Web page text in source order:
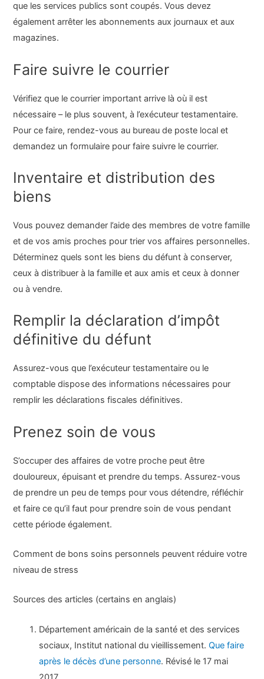
que les services publics sont coupés. Vous devez
également arrêter les abonnements aux journaux et aux
magazines.
Faire suivre le courrier
Vérifiez que le courrier important arrive là où il est
nécessaire – le plus souvent, à l’exécuteur testamentaire.
Pour ce faire, rendez-vous au bureau de poste local et
demandez un formulaire pour faire suivre le courrier.
Inventaire et distribution des
biens
Vous pouvez demander l’aide des membres de votre famille
et de vos amis proches pour trier vos affaires personnelles.
Déterminez quels sont les biens du défunt à conserver,
ceux à distribuer à la famille et aux amis et ceux à donner
ou à vendre.
Remplir la déclaration d’impôt
définitive du défunt
Assurez-vous que l’exécuteur testamentaire ou le
comptable dispose des informations nécessaires pour
remplir les déclarations fiscales définitives.
Prenez soin de vous
S’occuper des affaires de votre proche peut être
douloureux, épuisant et prendre du temps. Assurez-vous
de prendre un peu de temps pour vous détendre, réfléchir
et faire ce qu’il faut pour prendre soin de vous pendant
cette période également.
Comment de bons soins personnels peuvent réduire votre
niveau de stress
Sources des articles (certains en anglais)
Département américain de la santé et des services
sociaux, Institut national du vieillissement.Que faire
après le décès d’une personne. Révisé le 17 mai